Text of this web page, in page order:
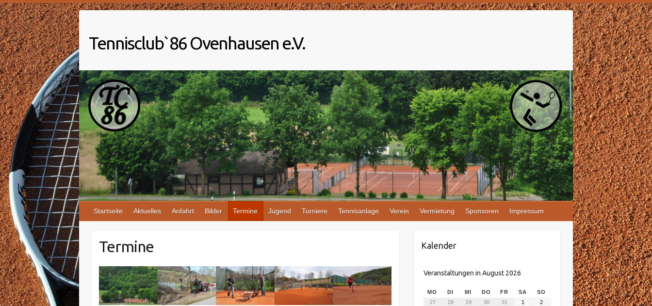
Tennisclub`86 Ovenhausen e.V.
Startseite Aktuelles Anfahrt Bilder Termine Jugend Turniere Tennisanlage Verein Vermietung Sponsoren Impressum
Termine Kalender
Veranstaltungen in August 2026
MO DI MI DO FR SA
SO
27
28 29 30 31 1
2